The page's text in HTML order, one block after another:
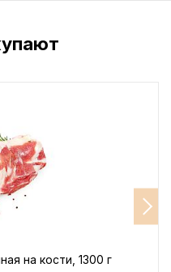
на кости, 1300 г